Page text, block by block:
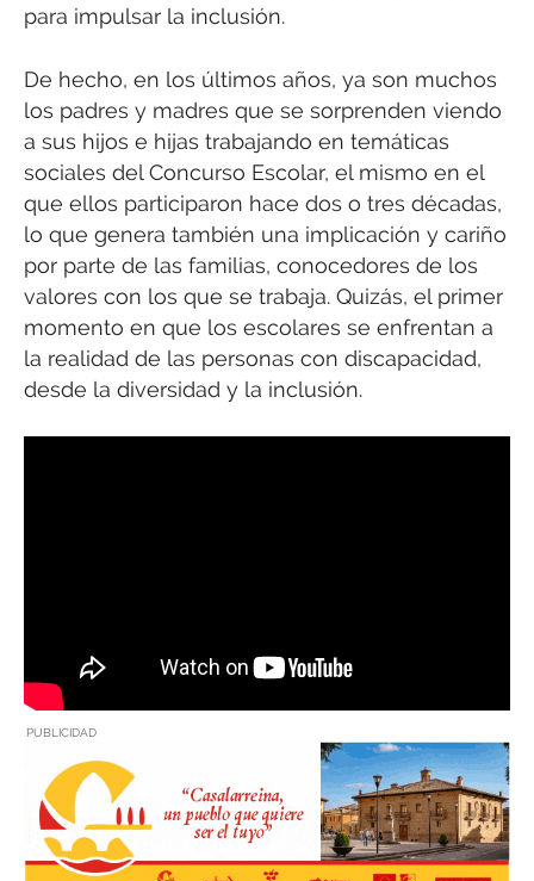
para impulsar la inclusión.
De hecho, en los últimos años, ya son muchos
los padres y madres que se sorprenden viendo
a sus hijos e hijas trabajando en temáticas
sociales del Concurso Escolar, el mismo en el
que ellos participaron hace dos o tres décadas,
lo que genera también una implicación y cariño
por parte de las familias, conocedores de los
valores con los que se trabaja. Quizás, el primer
momento en que los escolares se enfrentan a
la realidad de las personas con discapacidad,
desde la diversidad y la inclusión.
PUBLICIDAD